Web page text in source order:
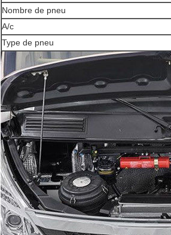
Nombre de pneu
A/c
Type de pneu